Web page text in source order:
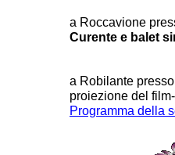
a Roccavione
Curente e balet
a Robilante
proiezione del
Programma della